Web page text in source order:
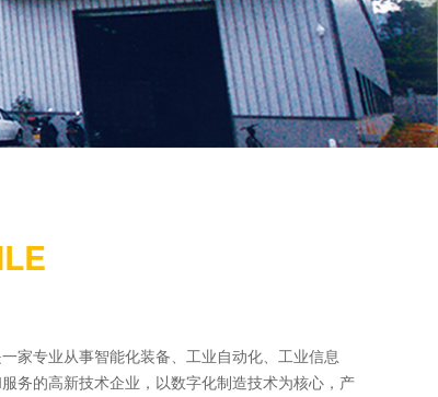
家专业从事智能化装备、工业自动化、工业信息
务的高新技术企业，以数字化制造技术为核心，产